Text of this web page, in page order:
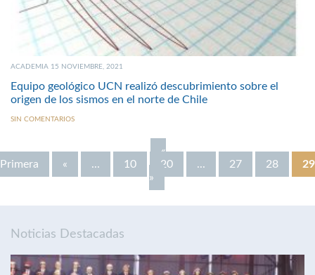
ACADEMIA 15 NOVIEMBRE, 2021
Equipo geológico UCN realizó descubrimiento sobre el
origen de los sismos en el norte de Chile
SIN COMENTARIOS
«
Primera
« ... 10 20 ... 27 28
29
»
Noticias Destacadas